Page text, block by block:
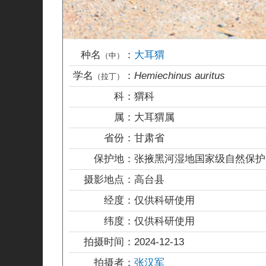
种名 （中） ： 大耳猬
学名
（拉丁） ： Hemiechinus auritus
科： 猬科
属： 大耳猬属
省份： 甘肃省
保护地： 张掖黑河湿地国家级自然保
摄影地点： 高台县
经度： 仅供科研使用
纬度： 仅供科研使用
拍摄时间： 2024-12-13
拍摄者： 张汉军